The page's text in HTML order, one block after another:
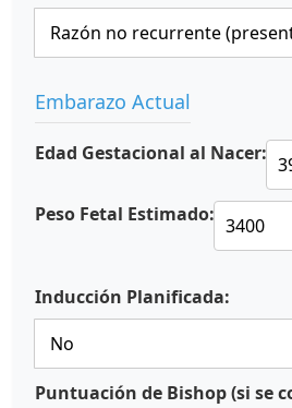
Embarazo Actual
Edad Gestacional al Nacer:
Peso Fetal Estimado:
Inducción Planificada:
Puntuación de Bishop (si se